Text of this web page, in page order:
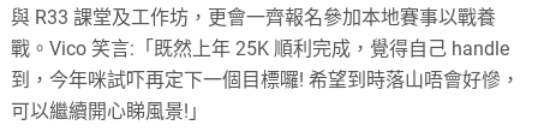
與 R33 課堂及工作坊，更會一齊報名參加本地賽事以戰養
戰。Vico 笑言:「既然上年 25K 順利完成，覺得自己 handle
到，今年咪試吓再定下一個目標囉! 希望到時落山唔會好慘，
可以繼續開心睇風景!」